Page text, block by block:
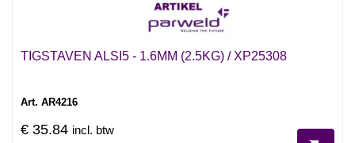
TIGSTAVEN ALSI5 - 1.6MM (2.5KG) / XP25308
Art. AR4216
€ 35.84 incl. btw